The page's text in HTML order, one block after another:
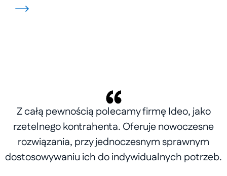
Z całą pewnością polecamy firmę Ideo, jako
rzetelnego kontrahenta. Oferuje nowoczesne
rozwiązania, przy jednoczesnym sprawnym
dostosowywaniu ich do indywidualnych potrzeb.